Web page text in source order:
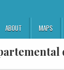
ABOUT MAPS